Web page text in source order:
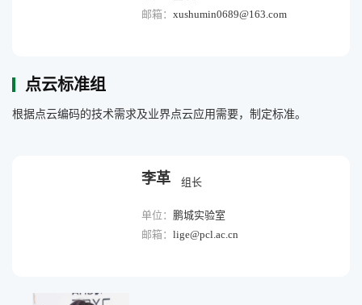
邮箱： xushumin0689@163.com
点云标准组
根据点云编码的技术需求及业界点云应用需要，制定标准。
李革 组长
单位： 鹏城实验室
邮箱： lige@pcl.ac.cn